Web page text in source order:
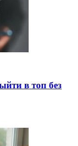
в топ без